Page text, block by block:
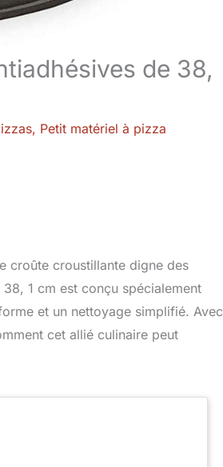
de 38,
, Petit matériel à pizza
croûte croustillante digne des
1 cm est conçu spécialement
et un nettoyage simplifié. Avec
cet allié culinaire peut